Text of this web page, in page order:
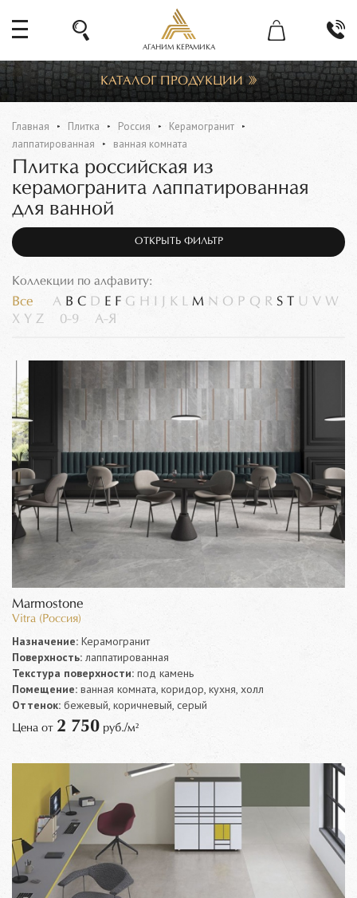
АГАНИМ КЕРАМИКА
КАТАЛОГ ПРОДУКЦИИ
Главная Плитка Россия
Керамогранит
лаппатированная
ванная комната
Плитка российская из
керамогранита лаппатированная
для ванной
ОТКРЫТЬ ФИЛЬТР
Коллекции по алфавиту:
Все A B C D E F G H K L M N O P Q R S T U V W
X Y Z 0-9 А-Я
Marmostone
Vitra (Россия)
Назначение: Керамогранит
Поверхность: лаппатированная
Текстура поверхности: под камень
Помещение: ванная комната, коридор, кухня, холл
Оттенок: бежевый, коричневый, серый
Цена от 2 750 руб./м²